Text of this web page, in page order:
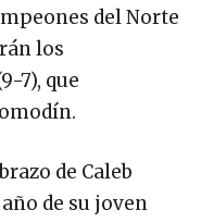
del Norte
los
7), que
de Caleb
de su joven